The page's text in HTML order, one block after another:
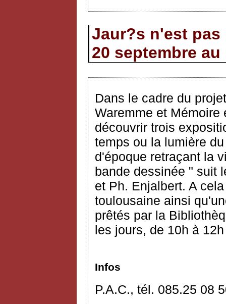
Jaur?s n'est pas
20 septembre
Dans le cadre du
Waremme et
découvrir trois
temps ou la lumière
d'époque retraçant la
bande dessinée " suit
et Ph. Enjalbert. A
toulousaine ainsi
prêtés par la
les jours, de 10h à
Infos
P.A.C., tél. 085.25 08